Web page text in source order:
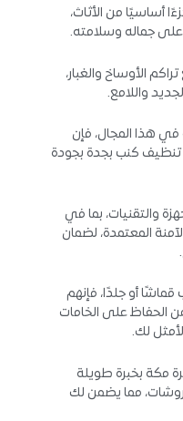
أساسيًا من الأثاث،
على جماله وسلامته.
الأوساخ والغبار،
واللامع.
هذا المجال، فإن
كنب بجدة بجودة
والتقنيات، بما في
المعتمدة، لضمان
أو جلدًا، فإنهم
على الخامات
لك.
مكة بخبرة طويلة
مما يضمن لك